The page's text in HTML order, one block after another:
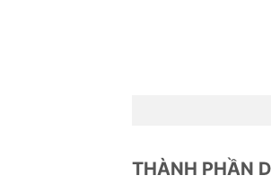
THÀNH PHẦN